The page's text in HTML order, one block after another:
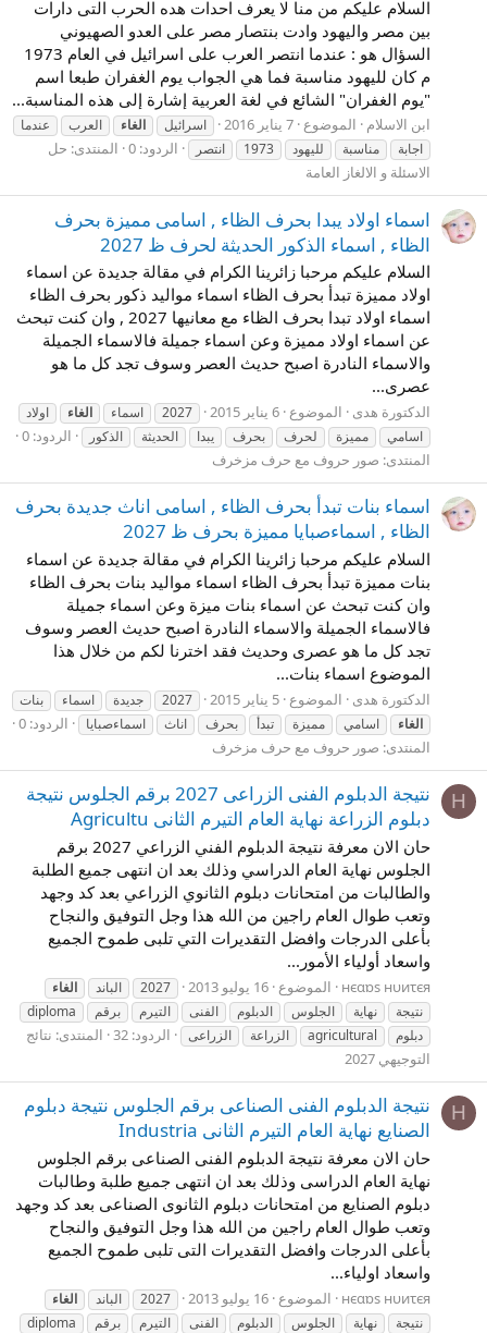
السلام عليكم من منا لا يعرف احدات هده الحرب التى دارات
بين مصر واليهود وادت بنتصار مصر على العدو الصهيوني
السؤال هو : عندما انتصر العرب على اسرائيل في العام 1973
م كان لليهود مناسبة فما هي الجواب يوم الغفران طبعا اسم
"يوم الغفران" الشائع في لغة العربية إشارة إلى هذه المناسبة...
ابن الاسلام الموضوع 7 يناير 2016 اسرائيل الغاء العرب
عندما
اجابة
مناسبة لليهود 1973 انتصر الردود: 0 المنتدى: حل
الاسئلة و الالغاز العامة
اسماء اولاد يبدا بحرف الظاء , اسامى مميزة بحرف
الظاء , اسماء الذكور الحديثة لحرف ظ 2027
السلام عليكم مرحبا زائرينا الكرام في مقالة جديدة عن اسماء
اولاد مميزة تبدأ بحرف الظاء اسماء مواليد ذكور بحرف الظاء
اسماء اولاد تبدا بحرف الظاء مع معانيها 2027 , وان كنت تبحث
عن اسماء اولاد مميزة وعن اسماء جميلة فالاسماء الجميلة
والاسماء النادرة اصبح حديث العصر وسوف تجد كل ما هو
عصرى...
الدكتورة هدى الموضوع 6 يناير 2015 2027 اسماء الغاء
اولاد
اسامي
مميزة لحرف بحرف يبدا الحديثة الذكور
الردود: 0
المنتدى: صور حروف مع حرف مزخرف
اسماء بنات تبدأ بحرف الظاء , اسامى اناث جديدة بحرف
الظاء , اسماءصبايا مميزة بحرف ظ 2027
السلام عليكم مرحبا زائرينا الكرام في مقالة جديدة عن اسماء
بنات مميزة تبدأ بحرف الظاء اسماء مواليد بنات بحرف الظاء
وان كنت تبحث عن اسماء بنات ميزة وعن اسماء جميلة
فالاسماء الجميلة والاسماء النادرة اصبح حديث العصر وسوف
تجد كل ما هو عصرى وحديث فقد اخترنا لكم من خلال هذا
الموضوع اسماء بنات...
الدكتورة هدى الموضوع 5 يناير 2015 2027 جديدة اسماء
بنات
الغاء
اسامي مميزة تبدأ بحرف اناث اسماءصبايا
الردود: 0
المنتدى: صور حروف مع حرف مزخرف
Н
نتيجة الدبلوم الفنى الزراعى 2027 برقم الجلوس نتيجة
دبلوم الزراعة نهاية العام التيرم الثانى Agricultu
حان الان معرفة نتيجة الدبلوم الفني الزراعي 2027 برقم
الجلوس نهاية العام الدراسي وذلك بعد ان انتهى جميع الطلبة
والطالبات من امتحانات دبلوم الثانوي الزراعي بعد كد وجهد
وتعب طوال العام راجين من الله هذا وجل التوفيق والنجاح
بأعلى الدرجات وافضل التقديرات التي تلبى طموح الجميع
واسعاد أولياء الأمور...
нєαɒs нυиτєя الموضوع 16 يوليو 2013 2027 الباند
الغاء
نتيجة
نهاية الجلوس الدبلوم الفنى التيرم برقم
diploma
دبلوم
agricultural الزراعة الزراعى الردود: 32 المنتدى: نتائج
التوجيهي 2027
Н
نتيجة الدبلوم الفنى الصناعى برقم الجلوس نتيجة دبلوم
الصنايع نهاية العام التيرم الثانى Industria
حان الان معرفة نتيجة الدبلوم الفنى الصناعى برقم الجلوس
نهاية العام الدراسى وذلك بعد ان انتهى جميع طلبة وطالبات
دبلوم الصنايع من امتحانات دبلوم الثانوى الصناعى بعد كد وجهد
وتعب طوال العام راجين من الله هذا وجل التوفيق والنجاح
بأعلى الدرجات وافضل التقديرات التى تلبى طموح الجميع
واسعاد اولياء...
нєαɒs нυиτєя الموضوع 16 يوليو 2013 2027 الباند
الغاء
نتيجة
نهاية الجلوس الدبلوم الفنى التيرم برقم
diploma